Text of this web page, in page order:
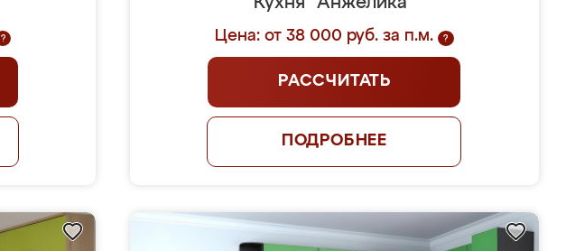
? Цена: от 38 000 руб. за п.м. ?
РАССЧИТАТЬ
ПОДРОБНЕЕ